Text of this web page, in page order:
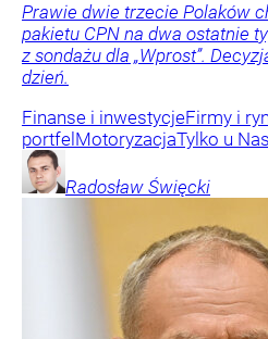
Prawie dwie trzecie Polaków
pakietu CPN na dwa ostatnie
z sondażu dla „Wprost”.
dzień.
Finanse i inwestycjeFirmy i
portfel MotoryzacjaTylko u Nas
Radosław Święcki